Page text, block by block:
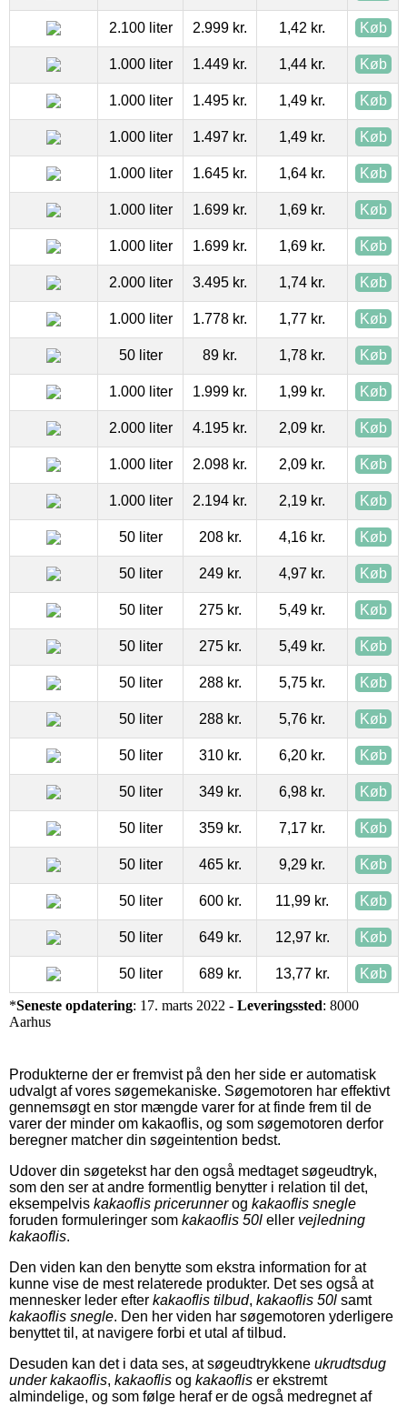
2.100 liter 2.999 kr. 1,42 kr. Køb
1.000 liter 1.449 kr. 1,44 kr. Køb
1.000 liter 1.495 kr. 1,49 kr. Køb
1.000 liter 1.497 kr. 1,49 kr. Køb
1.000 liter 1.645 kr. 1,64 kr. Køb
1.000 liter 1.699 kr. 1,69 kr. Køb
1.000 liter 1.699 kr. 1,69 kr. Køb
2.000 liter 3.495 kr. 1,74 kr. Køb
1.000 liter 1.778 kr. 1,77 kr. Køb
50 liter 89 kr. 1,78 kr. Køb
1.000 liter 1.999 kr. 1,99 kr. Køb
2.000 liter 4.195 kr. 2,09 kr. Køb
1.000 liter 2.098 kr. 2,09 kr. Køb
1.000 liter 2.194 kr. 2,19 kr. Køb
50 liter 208 kr. 4,16 kr. Køb
50 liter 249 kr. 4,97 kr. Køb
50 liter 275 kr. 5,49 kr. Køb
50 liter 275 kr. 5,49 kr. Køb
50 liter 288 kr. 5,75 kr. Køb
50 liter 288 kr. 5,76 kr. Køb
50 liter 310 kr. 6,20 kr. Køb
50 liter 349 kr. 6,98 kr. Køb
50 liter 359 kr. 7,17 kr. Køb
50 liter 465 kr. 9,29 kr. Køb
50 liter 600 kr. 11,99 kr. Køb
50 liter 649 kr. 12,97 kr. Køb
50 liter 689 kr. 13,77 kr. Køb
*Seneste opdatering: 17. marts 2022 - Leveringssted: 8000
Aarhus
Produkterne der er fremvist på den her side er automatisk
udvalgt af vores søgemekaniske. Søgemotoren har effektivt
gennemsøgt en stor mængde varer for at finde frem til de
varer der minder om kakaoflis, og som søgemotoren derfor
beregner matcher din søgeintention bedst.
Udover din søgetekst har den også medtaget søgeudtryk,
som den ser at andre formentlig benytter i relation til det,
eksempelvis kakaoflis pricerunnerog kakaoflis snegle
foruden formuleringer som kakaoflis 50l eller vejledning
kakaoflis.
Den viden kan den benytte som ekstra information for at
kunne vise de mest relaterede produkter. Det ses også at
mennesker leder efter kakaoflis tilbud, kakaoflis 50l samt
kakaoflis snegle. Den her viden har søgemotoren yderligere
benyttet til, at navigere forbi et utal af tilbud.
Desuden kan det i data ses, at søgeudtrykkene ukrudtsdug
under kakaoflis, kakaoflis og kakaoflis er ekstremt
almindelige, og som følge heraf er de også medregnet af